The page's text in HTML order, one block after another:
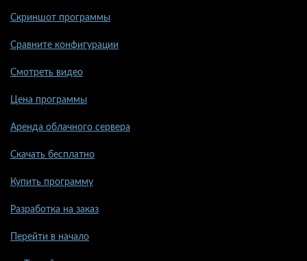
Скриншот программы
Сравните конфигурации
Смотреть видео
Цена программы
Аренда облачного сервера
Скачать бесплатно
Купить программу
Разработка на заказ
Перейти в начало